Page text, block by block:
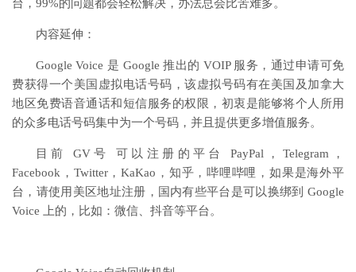
台，99%的问题都会轻松解决，办法总会比苦难多。
内容延伸：
Google Voice 是 Google 推出的 VOIP 服务，通过申请可免
费获得一个美国虚拟电话号码，该虚拟号码有在美国及加拿大
地区免费语音通话和短信服务的权限，初衷是能够将个人所用
的众多电话号码集中为一个号码，并且提供更多增值服务。
目前 GV号 可以注册的平台 PayPal，Telegram，
Facebook，Twitter，KaKao，知乎，哔哩哔哩，如果是海外平
台，请使用美区地址注册，国内有些平台是可以换绑到 Google
Voice 上的，比如：微信、抖音等平台。